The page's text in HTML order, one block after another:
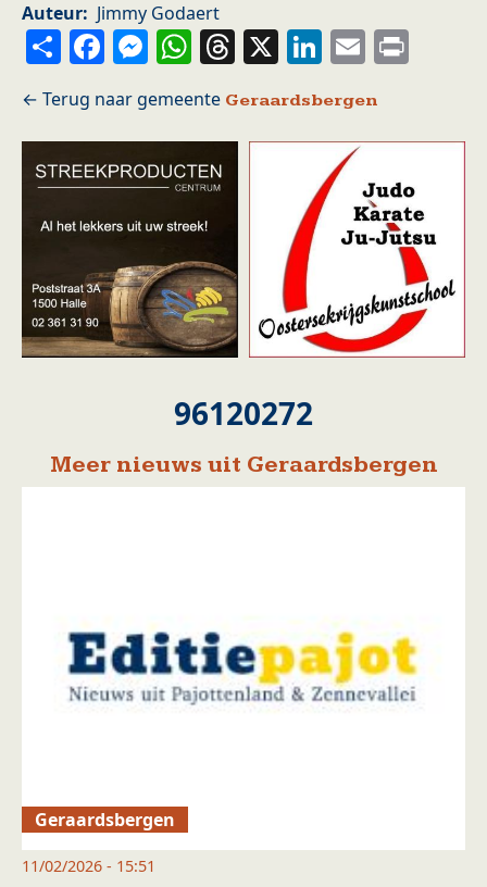
Auteur
Jimmy Godaert
ShareFacebook
Messenger
WhatsApp
Threads
X LinkedIn
Email
Geraardsbergen
96120272
Meer nieuws uit Geraardsbergen
Geraardsbergen
11/02/2026 - 15:51